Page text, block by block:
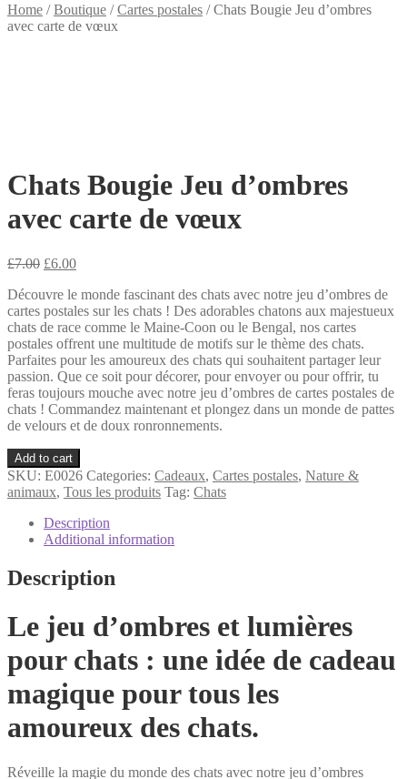
Home /Boutique /Cartes postales /Chats Bougie Jeu d’ombres
avec carte de vœux
Chats Bougie Jeu d’ombres
avec carte de vœux
£7.00 Original
was:
£7.00.
£6.00Current
is:
£6.00.
Découvre le monde fascinant des chats avec notre jeu d’ombres de
cartes postales sur les chats ! Des adorables chatons aux majestueux
chats de race comme le Maine-Coon ou le Bengal, nos cartes
postales offrent une multitude de motifs sur le thème des chats.
Parfaites pour les amoureux des chats qui souhaitent partager leur
passion. Que ce soit pour décorer, pour envoyer ou pour offrir, tu
feras toujours mouche avec notre jeu d’ombres de cartes postales de
chats ! Commandez maintenant et plongez dans un monde de pattes
de velours et de doux ronronnements.
Chats
Bougie
Jeu
avec
carte
vœux
quantity
Add to cart
SKU: E0026 Categories: Cadeaux, Cartes postales, Nature &
animaux, Tous les produits Tag: Chats
Description
Additional information
Description
Le jeu d’ombres et lumières
pour chats : une idée de cadeau
magique pour tous les
amoureux des chats.
Réveille la magie du monde des chats avec notre jeu d’ombres